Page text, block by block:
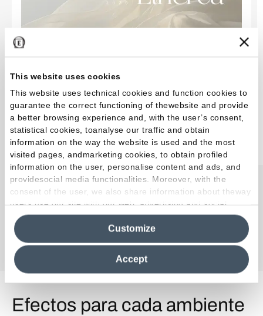
This website uses cookies
This website uses technical cookies and function cookies to
guarantee the correct functioning of thewebsite and provide
a better browsing experience and, with the user’s consent,
statistical cookies, toanalyse our traffic and obtain
information on the way the website is used and the most
visited pages, andmarketing cookies, to obtain profiled
information on the user, personalise content and ads, and
providesocial media functionalities. Moreover, with the
consent of the user, we also share information about theway
users use our site with our web, advertising and social
media analytics partners, who may combine itwith other
information in their possession. By closing this banner,
clicking on "Reject", it will be possible tocontinue browsing
the site after installing only technical cookies. For more
information see the
Cookie Policy
Accept
Customize
EmilDays 2026 - Etherea
Leer más
Efectos para cada ambiente